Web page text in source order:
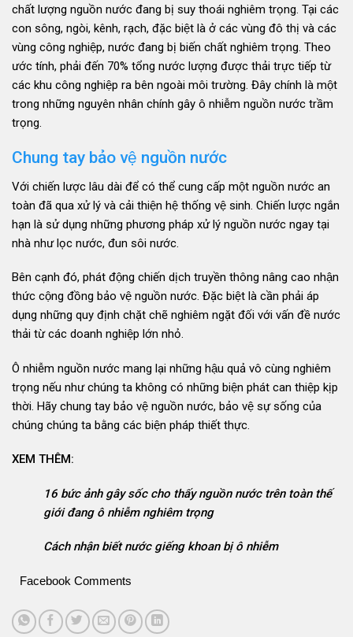
chất lượng nguồn nước đang bị suy thoái nghiêm trọng. Tại các
con sông, ngòi, kênh, rạch, đặc biệt là ở các vùng đô thị và các
vùng công nghiệp, nước đang bị biến chất nghiêm trọng. Theo
ước tính, phải đến 70% tổng nước lượng được thải trực tiếp từ
các khu công nghiệp ra bên ngoài môi trường. Đây chính là một
trong những nguyên nhân chính gây ô nhiễm nguồn nước trầm
trọng.
Chung tay bảo vệ nguồn nước
Với chiến lược lâu dài để có thể cung cấp một nguồn nước an
toàn đã qua xử lý và cải thiện hệ thống vệ sinh. Chiến lược ngắn
hạn là sử dụng những phương pháp xử lý nguồn nước ngay tại
nhà như lọc nước, đun sôi nước.
Bên cạnh đó, phát động chiến dịch truyền thông nâng cao nhận
thức cộng đồng bảo vệ nguồn nước. Đặc biệt là cần phải áp
dụng những quy định chặt chẽ nghiêm ngặt đối với vấn đề nước
thải từ các doanh nghiệp lớn nhỏ.
Ô nhiễm nguồn nước mang lại những hậu quả vô cùng nghiêm
trọng nếu như chúng ta không có những biện phát can thiệp kịp
thời. Hãy chung tay bảo vệ nguồn nước, bảo vệ sự sống của
chúng chúng ta bằng các biện pháp thiết thực.
XEM THÊM:
16 bức ảnh gây sốc cho thấy nguồn nước trên toàn thế
giới đang ô nhiễm nghiêm trọng
Cách nhận biết nước giếng khoan bị ô nhiễm
Facebook Comments